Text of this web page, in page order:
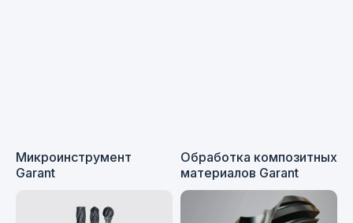
Микроинструмент
Garant
Обработка композитных
материалов Garant
специалистов. Изделия позиционировались как
«умная альтернатива» существующим
средствам механической обработки.